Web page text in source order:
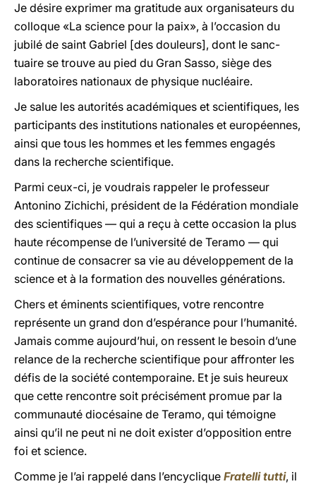
Je désire exprimer ma gratitude aux organisateurs du
colloque «La science pour la paix», à l’occasion du
jubilé de saint Gabriel [des douleurs], dont le sanc-
tuaire se trouve au pied du Gran Sasso, siège des
laboratoires nationaux de physique nucléaire.
Je salue les autorités académiques et scientifiques, les
participants des institutions nationales et européennes,
ainsi que tous les hommes et les femmes engagés
dans la recherche scientifique.
Parmi ceux-ci, je voudrais rappeler le professeur
Antonino Zichichi, président de la Fédération mondiale
des scientifiques — qui a reçu à cette occasion la plus
haute récompense de l’université de Teramo — qui
continue de consacrer sa vie au développement de la
science et à la formation des nouvelles générations.
Chers et éminents scientifiques, votre rencontre
représente un grand don d’espérance pour l’humanité.
Jamais comme aujourd’hui, on ressent le besoin d’une
relance de la recherche scientifique pour affronter les
défis de la société contemporaine. Et je suis heureux
que cette rencontre soit précisément promue par la
communauté diocésaine de Teramo, qui témoigne
ainsi qu’il ne peut ni ne doit exister d’opposition entre
foi et science.
Comme je l’ai rappelé dans l’encyclique Fratelli tutti, il